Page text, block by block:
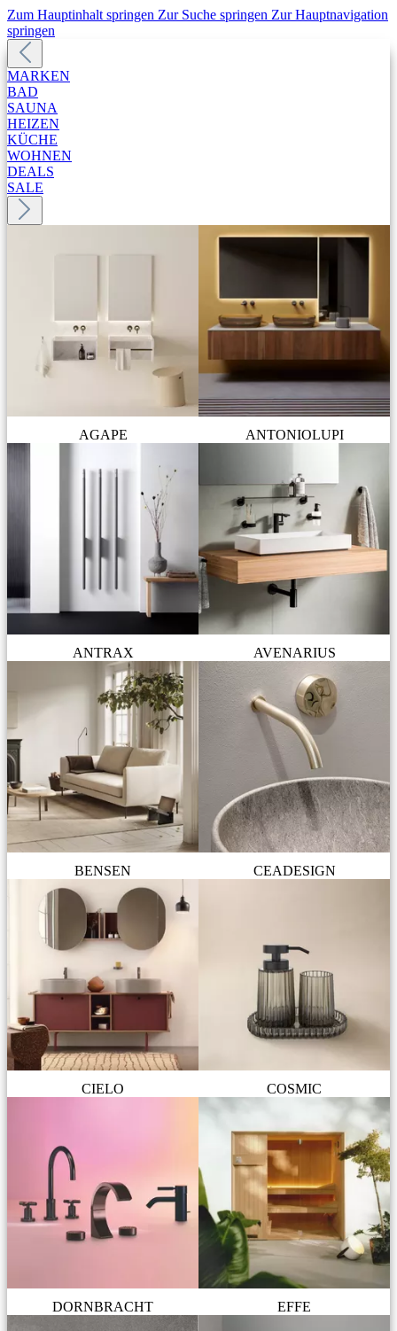
Zum Hauptinhalt springen Zur Suche springen Zur Hauptnavigation
springen
MARKEN
BAD
SAUNA
HEIZEN
KÜCHE
WOHNEN
DEALS
SALE
AGAPE ANTONIOLUPI
ANTRAX AVENARIUS
BENSEN CEADESIGN
CIELO COSMIC
DORNBRACHT EFFE